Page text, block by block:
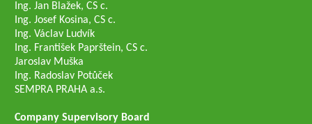
Ing. Jan Blažek, CS c.
Ing. Josef Kosina, CS c.
Ing. Václav Ludvík
Ing. František Paprštein, CS c.
Jaroslav Muška
Ing. Radoslav Potůček
SEMPRA PRAHA a.s.
Company Supervisory Board